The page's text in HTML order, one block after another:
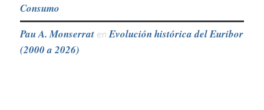
Consumo
Pau A. Monserraten Evolución histórica del Euribor
(2000 a 2026)